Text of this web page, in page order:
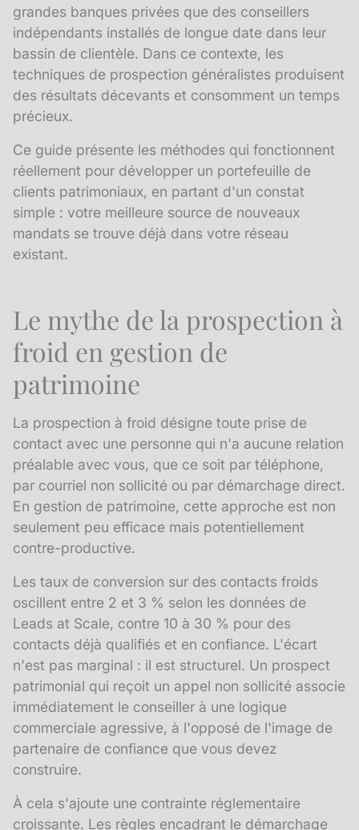
grandes banques privées que des conseillers
indépendants installés de longue date dans leur
bassin de clientèle. Dans ce contexte, les
techniques de prospection généralistes produisent
des résultats décevants et consomment un temps
précieux.
Ce guide présente les méthodes qui fonctionnent
réellement pour développer un portefeuille de
clients patrimoniaux, en partant d'un constat
simple : votre meilleure source de nouveaux
mandats se trouve déjà dans votre réseau
existant.
Le mythe de la prospection à
froid en gestion de
patrimoine
La prospection à froid désigne toute prise de
contact avec une personne qui n'a aucune relation
préalable avec vous, que ce soit par téléphone,
par courriel non sollicité ou par démarchage direct.
En gestion de patrimoine, cette approche est non
seulement peu efficace mais potentiellement
contre-productive.
Les taux de conversion sur des contacts froids
oscillent entre 2 et 3 % selon les données de
Leads at Scale, contre 10 à 30 % pour des
contacts déjà qualifiés et en confiance. L'écart
n'est pas marginal : il est structurel. Un prospect
patrimonial qui reçoit un appel non sollicité associe
immédiatement le conseiller à une logique
commerciale agressive, à l'opposé de l'image de
partenaire de confiance que vous devez
construire.
À cela s'ajoute une contrainte réglementaire
croissante. Les règles encadrant le démarchage